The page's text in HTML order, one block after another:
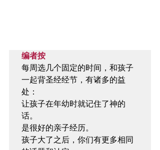
编者按
每周选几个固定的时间，和孩子
一起背圣经经节，有诸多的益
处：
让孩子在年幼时就记住了神的
话。
是很好的亲子经历。
孩子大了之后，你们有更多相同